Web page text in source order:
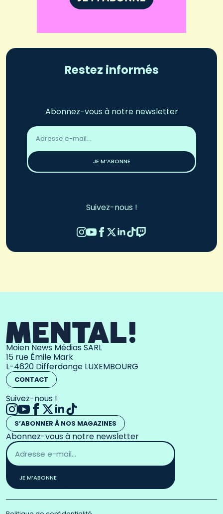
Restez informés
Abonnez-vous à notre newsletter
Adresse
email
JE M’ABONNE
Suivez-nous !
Moien News Médias SARL
15 rue Émile Mark
L-4620 Differdange LUXEMBOURG
CONTACT
Suivez-nous !
S’ABONNER À NOS MAGAZINES
Abonnez-vous à notre newsletter
Adresse
email
*
JE M’ABONNE